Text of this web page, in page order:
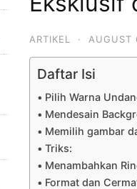
ARTIKEL · AUGUST
Daftar Isi
Pilih Warna
Mendesain
Memilih gambar
Triks:
Menambahkan
Format dan